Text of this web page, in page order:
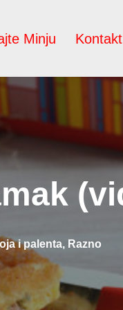
Minju Kontakt
i palenta, Razno